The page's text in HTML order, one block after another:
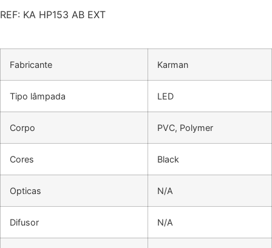
REF: KA HP153 AB EXT
Fabricante Karman
Tipo lâmpada LED
Corpo PVC, Polymer
Cores Black
Opticas N/A
Difusor N/A